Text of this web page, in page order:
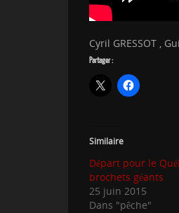
Cyril GRESSOT ,
Partager :
Similaire
Départ pour le
brochets géants
25 juin 2015
Dans "pêche"